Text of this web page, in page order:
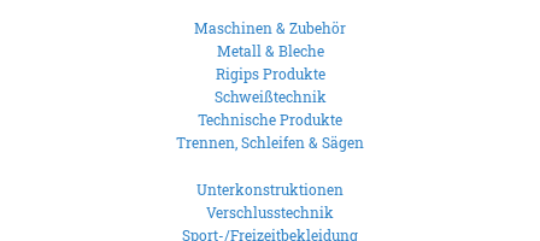
Maschinen & Zubehör
Metall & Bleche
Rigips Produkte
Schweißtechnik
Technische Produkte
Trennen, Schleifen & Sägen
Unterkonstruktionen
Verschlusstechnik
Sport-/Freizeitbekleidung